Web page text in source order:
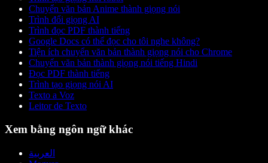
Chuyển văn bản Anime thành giọng nói
Trình đổi giọng AI
Trình đọc PDF thành tiếng
Google Docs có thể đọc cho tôi nghe không?
Tiện ích chuyển văn bản thành giọng nói cho Chrome
Chuyển văn bản thành giọng nói tiếng Hindi
Đọc PDF thành tiếng
Trình tạo giọng nói AI
Texto a Voz
Leitor de Texto
Xem bằng ngôn ngữ khác
العربية